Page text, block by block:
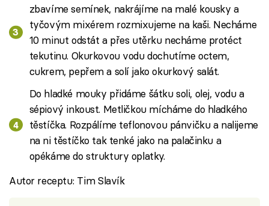
zbavíme semínek, nakrájíme na malé kousky a
tyčovým mixérem rozmixujeme na kaši. Necháme
10 minut odstát a přes utěrku necháme protéct
tekutinu. Okurkovou vodu dochutíme octem,
cukrem, pepřem a solí jako okurkový salát.
Do hladké mouky přidáme šátku soli, olej, vodu a
sépiový inkoust. Metličkou mícháme do hladkého
těstíčka. Rozpálíme teflonovou pánvičku a nalijeme
na ni těstíčko tak tenké jako na palačinku a
opékáme do struktury oplatky.
Autor receptu: Tim Slavík